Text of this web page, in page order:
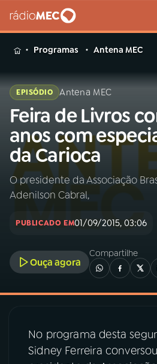
MENU
Buscar
na
Rádio
MEC
Buscar
Início
INÍCIO
A RÁDIO
03PROGRAMAÇÃO
04 PROGRAMAS
Programas Antena MEC
EPISÓDIO Antena MEC
Feira de Livros
anos com
da Carioca
O presidente da Associação
Adenilson Cabral,
PUBLICADO EM01/09/2015, 03:06
Ouça agora
Compartilhe
No programa desta
Sidney Ferreira